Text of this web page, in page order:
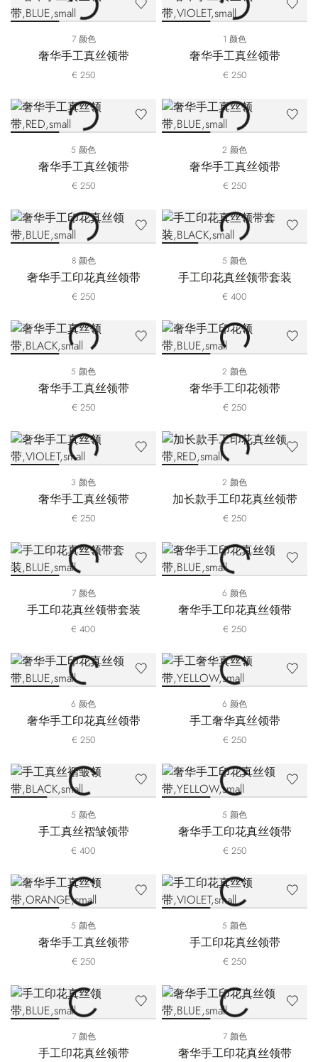
7 颜色
奢华手工真丝领带
€ 250
1 颜色
奢华手工真丝领带
€ 250
5 颜色
奢华手工真丝领带
€ 250
2 颜色
奢华手工真丝领带
€ 250
8 颜色
奢华手工印花真丝领带
€ 250
5 颜色
手工印花真丝领带套装
€ 400
5 颜色
奢华手工真丝领带
€ 250
2 颜色
奢华手工印花领带
€ 250
3 颜色
奢华手工真丝领带
€ 250
2 颜色
加长款手工印花真丝领带
€ 250
7 颜色
手工印花真丝领带套装
€ 400
6 颜色
奢华手工印花真丝领带
€ 250
6 颜色
奢华手工印花真丝领带
€ 250
6 颜色
手工奢华真丝领带
€ 250
5 颜色
手工真丝褶皱领带
€ 400
5 颜色
奢华手工印花真丝领带
€ 250
5 颜色
奢华手工真丝领带
€ 250
5 颜色
手工印花真丝领带
€ 250
7 颜色
手工印花真丝领带
7 颜色
奢华手工印花真丝领带